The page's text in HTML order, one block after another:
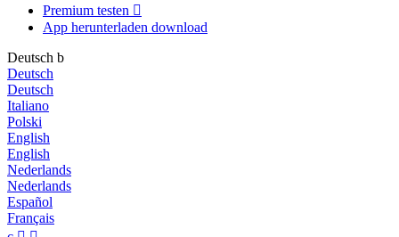
Premium testen 
App herunterladen download
Deutsch b
Deutsch
Deutsch
Italiano
Polski
English
English
Nederlands
Nederlands
Español
Français